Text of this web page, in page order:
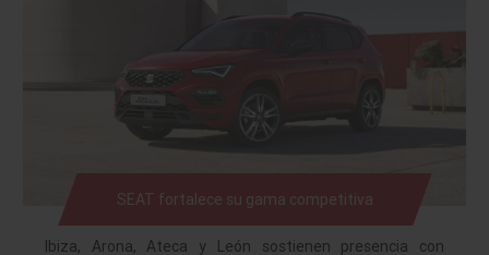
SEAT fortalece su gama competitiva
Ibiza, Arona, Ateca y León sostienen presencia con